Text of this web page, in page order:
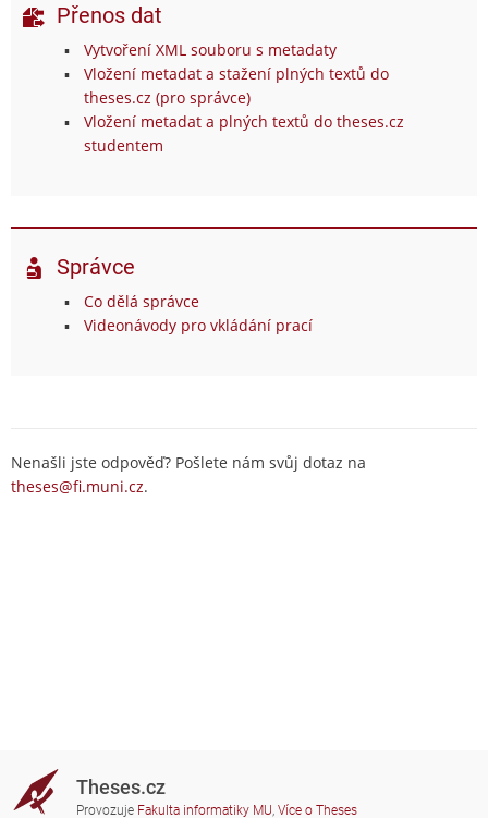
Přenos dat
Vytvoření XML souboru s metadaty
Vložení metadat a stažení plných textů do
theses.cz (pro správce)
Vložení metadat a plných textů do theses.cz
studentem
Správce
Co dělá správce
Videonávody pro vkládání prací
Nenašli jste odpověď? Pošlete nám svůj dotaz na
theses@fi.muni.cz.
Theses.cz
Provozuje Fakulta informatiky MU, Více o Theses